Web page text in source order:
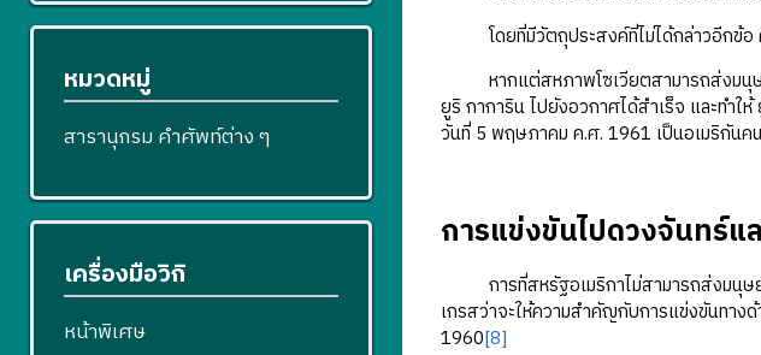
โดยที่มีวัตถุประสงค์ที่ไม่ได้กล่าวอีกข้อ คื
หากแต่สหภาพโซเวียตสามารถส่งมนุษย์
ยูริ กาการิน ไปยังอวกาศได้สำเร็จ และทำใ
วันที่ 5 พฤษภาคม ค.ศ. 1961 เป็นอเมริกัน
การแข่งขันไปดวงจันทร์
การที่สหรัฐอเมริกาไม่สามารถส่งมนุ
เกรสว่าจะให้ความสำคัญกับการแข่งขันทา
1960[8]
หมวดหมู่
สารานุกรม คำศัพท์ต่าง ๆ
เครื่องมือวิกิ
หน้าพิเศษ